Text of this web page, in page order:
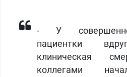
​- У
пациентки
клиническая
коллегами